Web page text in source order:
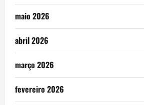
maio 2026
abril 2026
março 2026
fevereiro 2026